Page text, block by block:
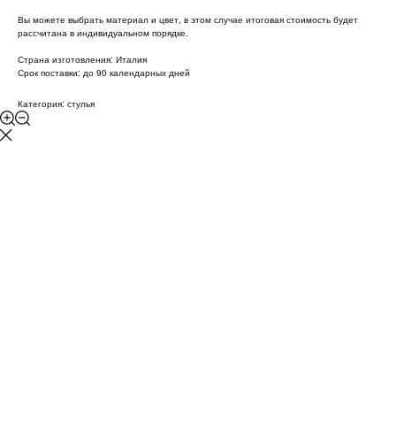
Вы можете выбрать материал и цвет, в этом случае итоговая стоимость будет
рассчитана в индивидуальном порядке.
Страна изготовления: Италия
Срок поставки: до 90 календарных дней
Категория: стулья